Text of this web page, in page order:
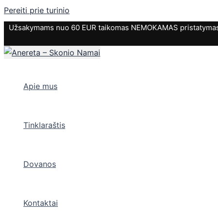
Pereiti prie turinio
Užsakymams nuo 60 EUR taikomas NEMOKAMAS
Apie mus
Tinklaraštis
Dovanos
Kontaktai